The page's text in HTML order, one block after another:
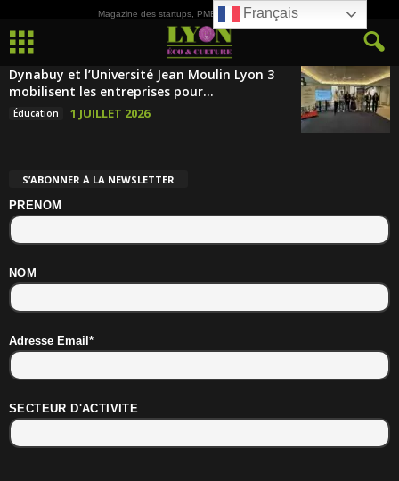
Magazine des startups, PME, ETI et de la Culture
Dynabuy et l’Université Jean Moulin Lyon 3
mobilisent les entreprises pour...
Éducation 1 JUILLET 2026
S’ABONNER À LA NEWSLETTER
PRENOM
NOM
Adresse Email*
SECTEUR D'ACTIVITE
Français